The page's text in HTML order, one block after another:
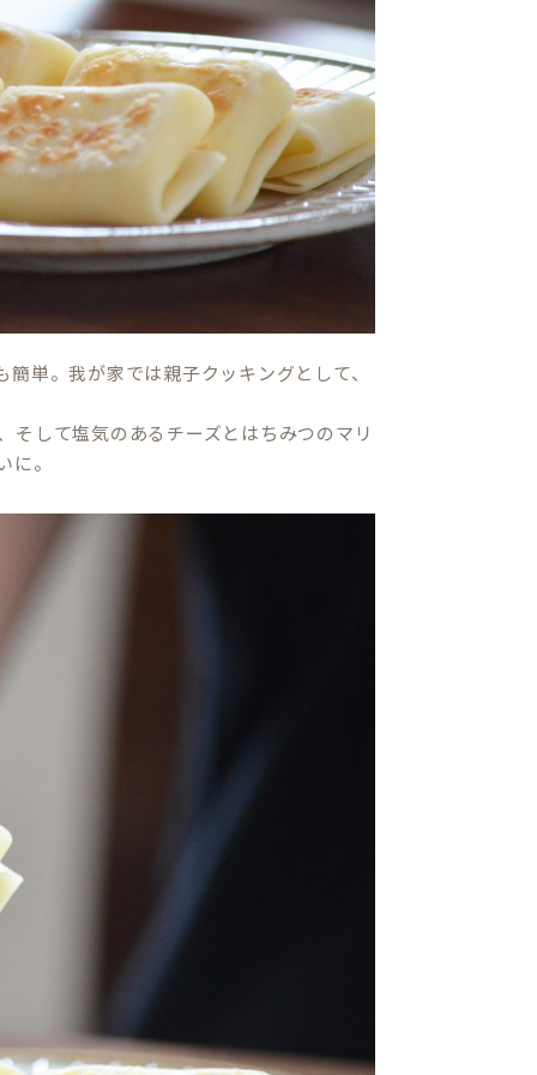
単。我が家では親子クッキングとして、
そして塩気のあるチーズとはちみつのマリ
。